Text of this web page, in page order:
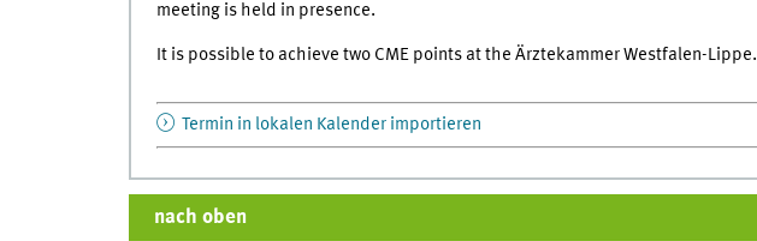
meeting is held in presence.
It is possible to achieve two CME points at the Ärztekammer Westfalen-Lippe.
Termin in lokalen Kalender importieren
nach oben